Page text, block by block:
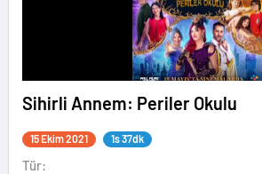
Sihirli Annem: Periler Okulu
15 Ekim 2021 1s 37dk
Tür: